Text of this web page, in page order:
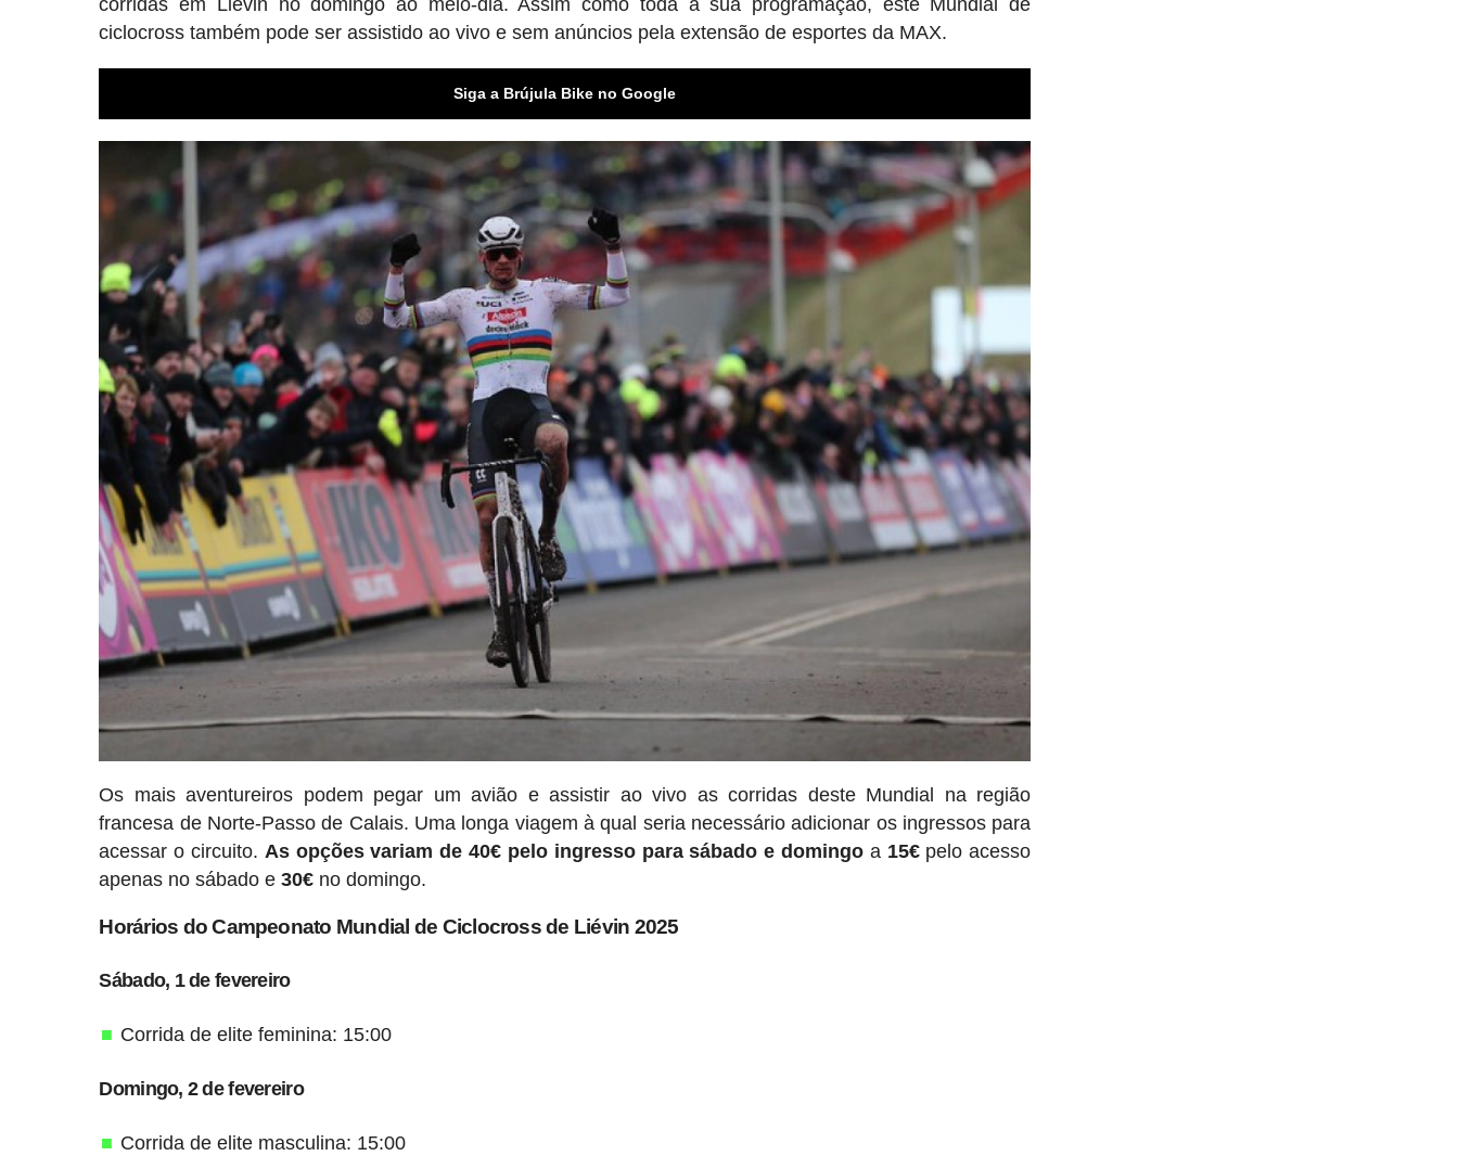
corridas em Liévin no domingo ao meio-dia. Assim como toda a sua programação, este Mundial de
ciclocross também pode ser assistido ao vivo e sem anúncios pela extensão de esportes da MAX.
Siga a Brújula Bike no Google
Os mais aventureiros podem pegar um avião e assistir ao vivo as corridas deste Mundial na região
francesa de Norte-Passo de Calais. Uma longa viagem à qual seria necessário adicionar os ingressos para
acessar o circuito. As opções variam de 40€ pelo ingresso para sábado e domingoa 15€pelo acesso
apenas no sábado e30€ no domingo.
Horários do Campeonato Mundial de Ciclocross de Liévin 2025
Sábado, 1 de fevereiro
Corrida de elite feminina: 15:00
Domingo, 2 de fevereiro
Corrida de elite masculina: 15:00